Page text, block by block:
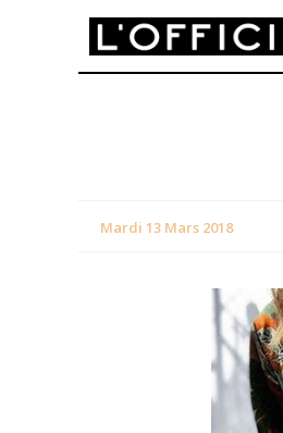
Mardi 13 Mars 2018